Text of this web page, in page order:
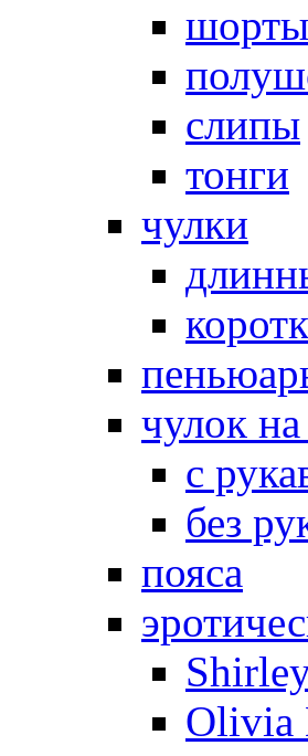
шорты
слипы
тонги
чулки
чулок на
с
без
пояса
Olivia